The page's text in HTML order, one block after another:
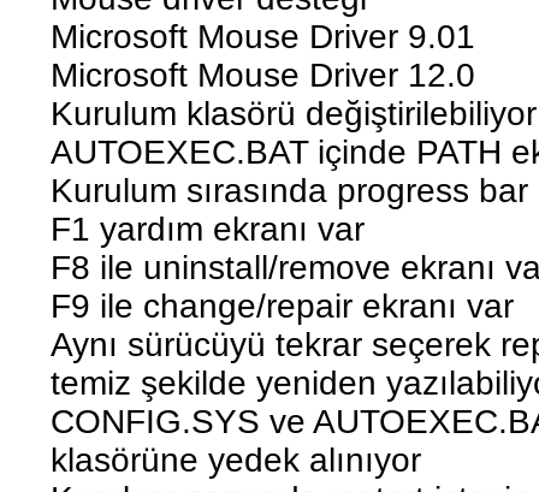
Microsoft Mouse Driver 9.01
Microsoft Mouse Driver 12.0
Kurulum klasörü değiştirilebiliyor
AUTOEXEC.BAT içinde PATH
Kurulum sırasında progress
F1 yardım ekranı var
F8 ile uninstall/remove ekranı
F9 ile change/repair ekranı var
Aynı sürücüyü tekrar seçerek
temiz şekilde yeniden
CONFIG.SYS ve
klasörüne yedek alınıyor